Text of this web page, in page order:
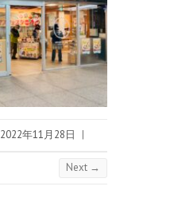
2022年11月28日 |
Next →